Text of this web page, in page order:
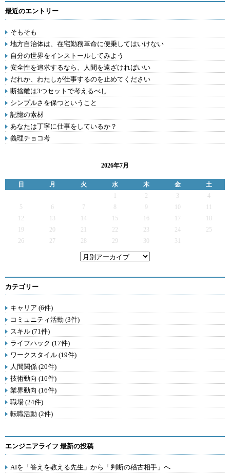
最近のエントリー
そもそも
地方自治体は、在宅勤務革命に便乗してはいけない
自分の世界をインストールしてみよう
安全性を追求するなら、人間を遠ざければいい
だれか、わたしが仕事するのを止めてください
断捨離は3つセットで考えるべし
シンプルさを保つということ
記憶の素材
あなたは丁寧に仕事をしているか？
義理チョコ考
2026年7月
日 月 火 水 木 金
土
2 3
4
5
6 7 9
12
13 14 15 16 17
19
20 21 22 23 24
25
26
27 28 29 30 31
カテゴリー
キャリア (6件)
コミュニティ活動 (3件)
スキル (71件)
ライフハック (17件)
ワークスタイル (19件)
人間関係 (20件)
技術動向 (16件)
業界動向 (16件)
職場 (24件)
転職活動 (2件)
エンジニアライフ 最新の投稿
AIを「答えを教える先生」から「判断の稽古相手」へ